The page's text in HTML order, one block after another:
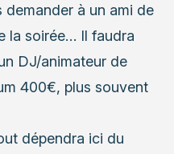
demander à un ami de
la soirée… Il faudra
DJ/animateur de
400€, plus souvent
dépendra ici du